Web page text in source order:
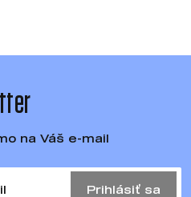
na Váš e-mail
Prihlásiť sa